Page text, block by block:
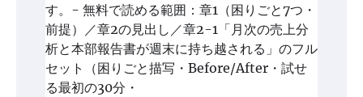
す。- 無料で読める範囲：章1（困りごと7つ・
前提）／章2の見出し／章2-1「月次の売上分
析と本部報告書が週末に持ち越される」のフル
セット（困りごと描写・Before/After・試せ
る最初の30分・